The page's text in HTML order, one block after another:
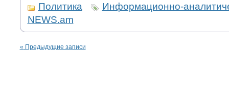
Политика
Информационно-
NEWS.am
« Предыдущие записи